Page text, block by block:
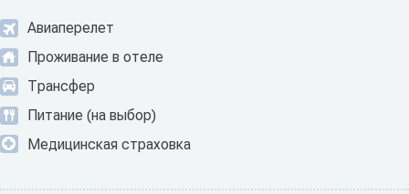
Авиаперелет
Проживание в отеле
Трансфер
Питание (на выбор)
Медицинская страховка